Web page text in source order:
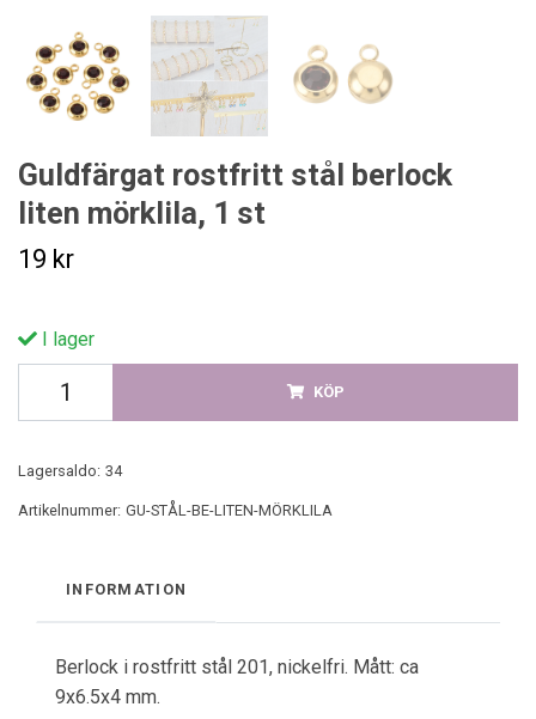
Guldfärgat rostfritt stål berlock
liten mörklila, 1 st
19 kr
I lager
KÖP
Lagersaldo: 34
Artikelnummer: GU-STÅL-BE-LITEN-MÖRKLILA
INFORMATION
Berlock i rostfritt stål 201, nickelfri. Mått: ca
9x6.5x4 mm.